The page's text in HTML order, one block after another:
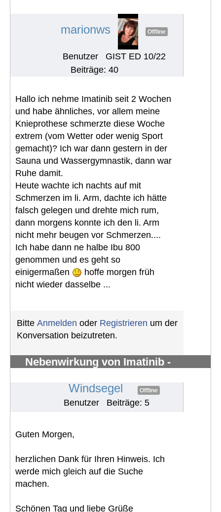
marionws Offline
Benutzer
GIST ED 10/22
Beiträge: 40
Hallo ich nehme Imatinib seit 2 Wochen
und habe ähnliches, vor allem meine
Knieprothese schmerzte diese Woche
extrem (vom Wetter oder wenig Sport
gemacht)? Ich war dann gestern in der
Sauna und Wassergymnastik, dann war
Ruhe damit.
Heute wachte ich nachts auf mit
Schmerzen im li. Arm, dachte ich hätte
falsch gelegen und drehte mich rum,
dann morgens konnte ich den li. Arm
nicht mehr beugen vor Schmerzen....
Ich habe dann ne halbe Ibu 800
genommen und es geht so
einigermaßen
hoffe morgen früh
nicht wieder dasselbe ...
Bitte Anmelden oder Registrieren um der
Konversation beizutreten.
Nebenwirkung von Imatinib -
Windsegel Offline
Benutzer Beiträge: 5
Guten Morgen,
herzlichen Dank für Ihren Hinweis. Ich
werde mich gleich auf die Suche
machen.
Schönen Tag und liebe Grüße